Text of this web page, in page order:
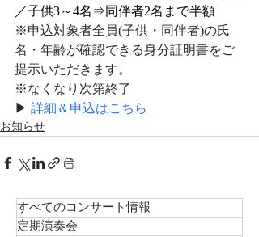
／子供3～4名⇒同伴者2名まで半額
※申込対象者全員(子供・同伴者)の氏
名・年齢が確認できる身分証明書をご
提示いただきます。
※なくなり次第終了
▶ 詳細＆申込はこちら
お知らせ
すべてのコンサート情報
定期演奏会